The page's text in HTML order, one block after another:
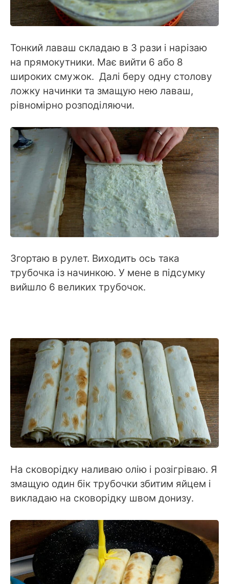
Тонкий лаваш складаю в 3 рази і нарізаю
на прямокутники. Має вийти 6 або 8
широких смужок. Далі беру одну столову
ложку начинки та змащую нею лаваш,
рівномірно розподіляючи.
Згортаю в рулет. Виходить ось така
трубочка із начинкою. У мене в підсумку
вийшло 6 великих трубочок.
На сковорідку наливаю олію і розігріваю. Я
змащую один бік трубочки збитим яйцем і
викладаю на сковорідку швом донизу.